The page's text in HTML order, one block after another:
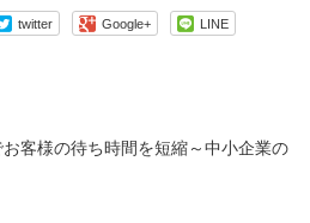
twitter Google+ LINE
客様の待ち時間を短縮～中小企業の